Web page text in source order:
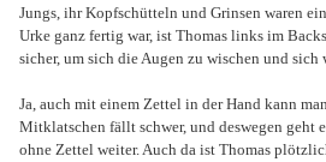
Jungs, ihr Kopfschütteln und Grinsen waren
Urke ganz fertig war, ist Thomas links im
sicher, um sich die Augen zu wischen und sich
Ja, auch mit einem Zettel in der Hand kann
Mitklatschen fällt schwer, und deswegen geht
ohne Zettel weiter. Auch da ist Thomas